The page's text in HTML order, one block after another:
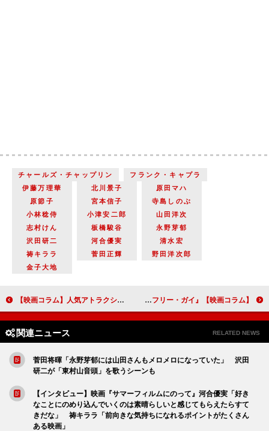
チャールズ・チャップリン
フランク・キャプラ
伊藤万理華
北川景子
原田マハ
原節子
宮本信子
寺島しのぶ
小林稔侍
小津安二郎
山田洋次
志村けん
板橋駿谷
永野芽郁
沢田研二
河合優実
清水宏
祷キララ
菅田正輝
野田洋次郎
金子大地
【映画コラム】人気アトラクションから誕生した『ジャングル・クルーズ』 【映画コラム】ライアン・レイノルズが独自のヒーロー論を展開させた『フリー・ガイ』
関連ニュース RELATED NEWS
菅田将暉「永野芽郁には山田さんもメロメロになっていた」 沢田
研二が「東村山音頭」を歌うシーンも
【インタビュー】映画『サマーフィルムにのって』河合優実「好き
なことにのめり込んでいくのは素晴らしいと感じてもらえたらすて
きだな」 祷キララ「前向きな気持ちになれるポイントがたくさん
ある映画」